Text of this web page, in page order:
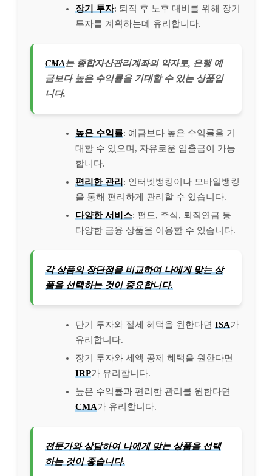
장기 투자: 퇴직 후 노후 대비를 위해 장기
투자를 계획하는데 유리합니다.
CMA는 종합자산관리계좌의 약자로, 은행 예
금보다 높은 수익률을 기대할 수 있는 상품입
니다.
높은 수익률: 예금보다 높은 수익률을 기
대할 수 있으며, 자유로운 입출금이 가능
합니다.
편리한 관리 : 인터넷뱅킹이나 모바일뱅킹
을 통해 편리하게 관리할 수 있습니다.
다양한 서비스: 펀드, 주식, 퇴직연금 등
다양한 금융 상품을 이용할 수 있습니다.
각 상품의 장단점을 비교하여 나에게 맞는 상
품을 선택하는 것이 중요합니다.
단기 투자와 절세 혜택을 원한다면 ISA가
유리합니다.
장기 투자와 세액 공제 혜택을 원한다면
IRP가 유리합니다.
높은 수익률과 편리한 관리를 원한다면
CMA가 유리합니다.
전문가와 상담하여 나에게 맞는 상품을 선택
하는 것이 좋습니다.